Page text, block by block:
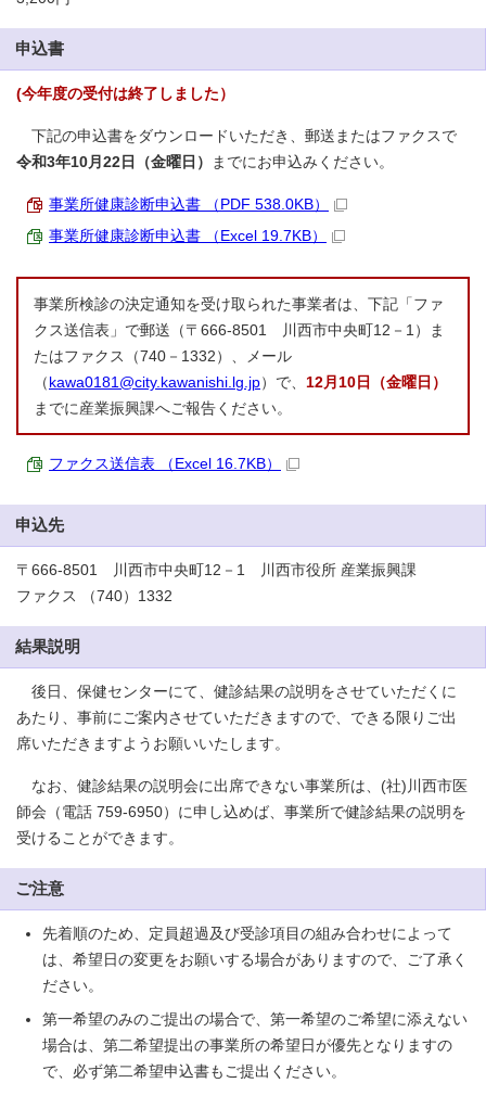
申込書
(今年度の受付は終了しました）
下記の申込書をダウンロードいただき、郵送またはファクスで
令和3年10月22日（金曜日）
までにお申込みください。
事業所健康診断申込書 （PDF 538.0KB）
事業所健康診断申込書 （Excel 19.7KB）
事業所検診の決定通知を受け取られた事業者は、下記「ファ
クス送信表」で郵送（〒666-8501 川西市中央町12－1）ま
たはファクス（740－1332）、メール
（ kawa0181@city.kawanishi.lg.jp）で、 12月10日（金曜日）
までに産業振興課へご報告ください。
ファクス送信表 （Excel 16.7KB）
申込先
〒666-8501 川西市中央町12－1 川西市役所 産業振興課
ファクス （740）1332
結果説明
後日、保健センターにて、健診結果の説明をさせていただくに
あたり、事前にご案内させていただきますので、できる限りご出
席いただきますようお願いいたします。
なお、健診結果の説明会に出席できない事業所は、(社)川西市医
師会（電話 759-6950）に申し込めば、事業所で健診結果の説明を
受けることができます。
ご注意
先着順のため、定員超過及び受診項目の組み合わせによって
は、希望日の変更をお願いする場合がありますので、ご了承く
ださい。
第一希望のみのご提出の場合で、第一希望のご希望に添えない
場合は、第二希望提出の事業所の希望日が優先となりますの
で、必ず第二希望申込書もご提出ください。